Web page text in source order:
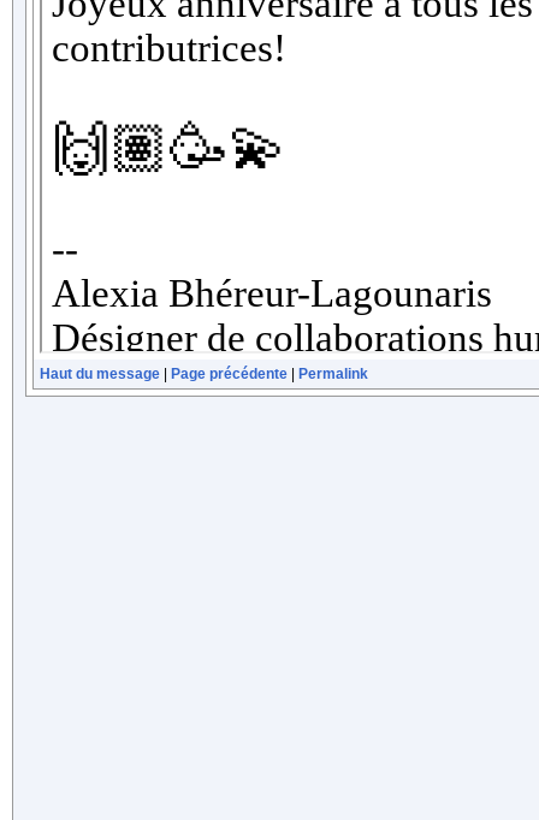
Haut du message Page précédente Permalink